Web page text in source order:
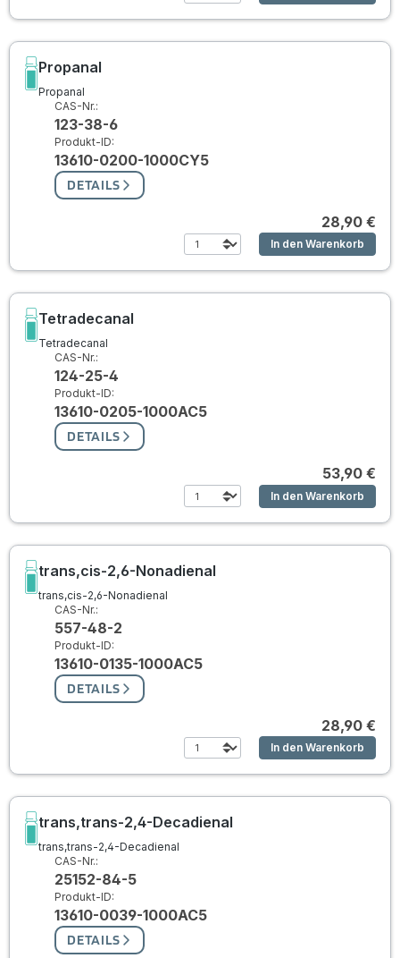
Propanal
Propanal
CAS-Nr.:
123-38-6
Produkt-ID:
13610-0200-1000CY5
DETAILS
28,90 €
In den Warenkorb
Tetradecanal
Tetradecanal
CAS-Nr.:
124-25-4
Produkt-ID:
13610-0205-1000AC5
DETAILS
53,90 €
In den Warenkorb
trans,cis-2,6-Nonadienal
trans,cis-2,6-Nonadienal
CAS-Nr.:
557-48-2
Produkt-ID:
13610-0135-1000AC5
DETAILS
28,90 €
In den Warenkorb
trans,trans-2,4-Decadienal
trans,trans-2,4-Decadienal
CAS-Nr.:
25152-84-5
Produkt-ID:
13610-0039-1000AC5
DETAILS